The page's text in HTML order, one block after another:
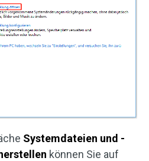
Systemdateien und -
können Sie auf